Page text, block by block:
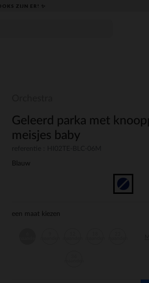
ZIJN ER! ✨
Geleerd parka met
meisjes baby
Blauw
een maat kiezen